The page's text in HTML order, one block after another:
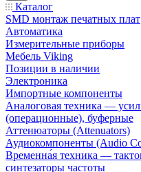
Каталог
SMD монтаж печатных плат
Автоматика
Измерительные приборы
Мебель Viking
Позиции в наличии
Электроника
Импортные компоненты
Аналоговая техника —
(операционные), буферные
Аттенюаторы (Attenuators)
Аудиокомпоненты (Audio
Временна́я техника —
синтезаторы частоты